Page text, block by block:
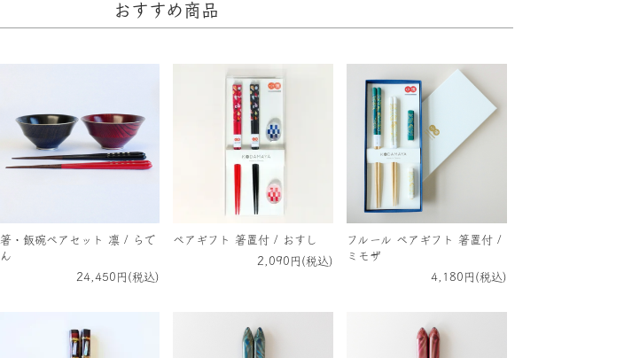
おすすめ商品
箸・飯碗ペアセット 凛 / らで
ん
24,450円(税込)
ペアギフト 箸置付 / おすし
2,090円(税込)
フルール ペアギフト 箸置付 /
ミモザ
4,180円(税込)